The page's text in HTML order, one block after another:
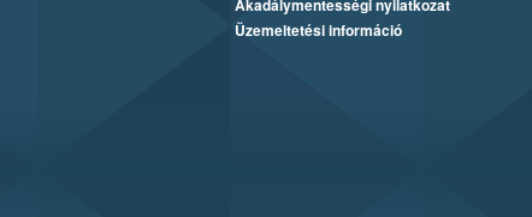
Akadálymentességi nyilatkozat
Üzemeltetési információ